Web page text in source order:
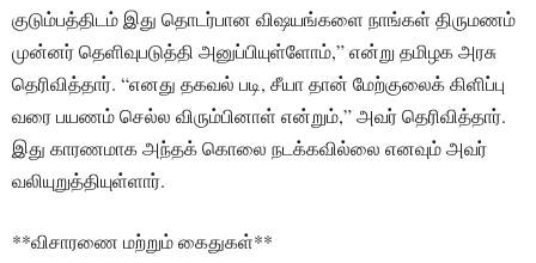
குடும்பத்திடம் இது தொடர்பான விஷயங்களை நாங்கள் திருமணம்
முன்னர் தெளிவுபடுத்தி அனுப்பியுள்ளோம்,” என்று தமிழக அரசு
தெரிவித்தார். “எனது தகவல் படி, சீயா தான் மேற்குலைக் கிளிப்பு
வரை பயணம் செல்ல விரும்பினாள் என்றும்,” அவர் தெரிவித்தார்.
இது காரணமாக அந்தக் கொலை நடக்கவில்லை எனவும் அவர்
வலியுறுத்தியுள்ளார்.
**விசாரணை மற்றும் கைதுகள்**